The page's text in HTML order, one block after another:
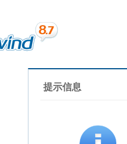
提示信息